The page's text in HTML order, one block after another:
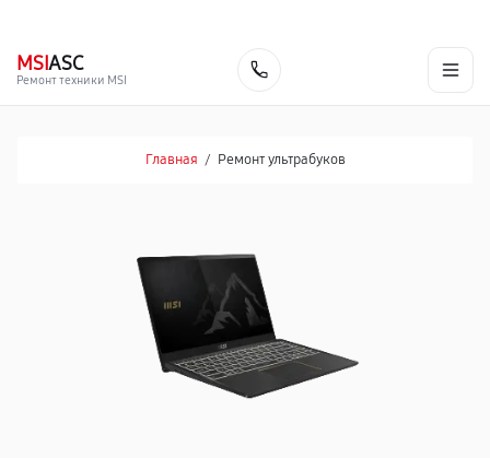
MSIASC
Ремонт техники MSI
Главная / Ремонт ультрабуков